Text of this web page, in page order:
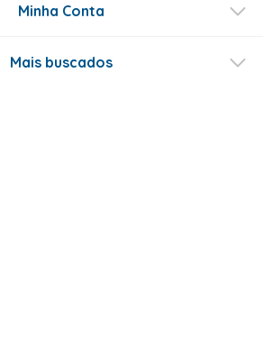
Minha Conta
Mais buscados